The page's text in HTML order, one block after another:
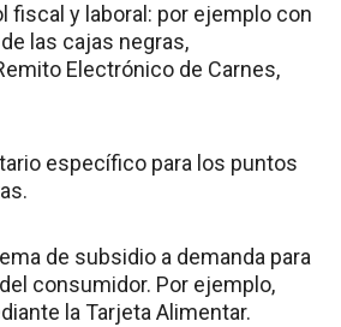
fiscal y laboral: por ejemplo con
las cajas negras,
Electrónico de Carnes,
específico para los puntos
de subsidio a demanda para
consumidor. Por ejemplo,
la Tarjeta Alimentar.